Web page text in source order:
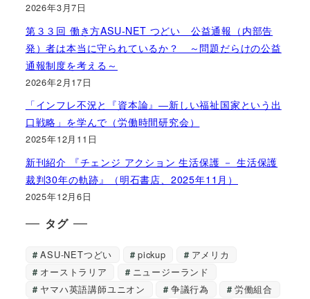
2026年3月7日
第３３回 働き方ASU-NET つどい 公益通報（内部告
発）者は本当に守られているか？ ～問題だらけの公益
通報制度を考える～
2026年2月17日
「インフレ不況と『資本論』―新しい福祉国家という出
口戦略」を学んで（労働時間研究会）
2025年12月11日
新刊紹介 『チェンジ アクション 生活保護 － 生活保護
裁判30年の軌跡』（明石書店、2025年11月）
2025年12月6日
タグ
ASU-NETつどい pickup
アメリカ
オーストラリア
ニュージーランド
ヤマハ英語講師ユニオン
争議行為
労働組合